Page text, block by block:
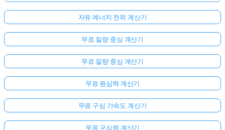
자유 에너지 전위 계산기
무료 질량 중심 계산기
무료 질량 중심 계산기
무료 원심력 계산기
무료 구심 가속도 계산기
무료 구심력 계산기